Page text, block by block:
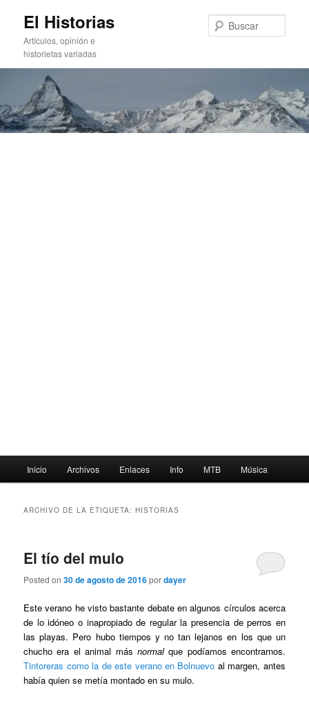
contenido
principal
contenido
secundario
El Historias
Artículos, opinión e
historietas variadas
principal
Inicio Archivos Enlaces Info MTB Música
ARCHIVO DE LA ETIQUETA:HISTORIAS
El tío del mulo
Posted on30 de agosto de 2016pordayer
Este verano he visto bastante debate en algunos círculos acerca
de lo idóneo o inapropiado de regular la presencia de perros en
las playas. Pero hubo tiempos y no tan lejanos en los que un
chucho era el animal más normalque podíamos encontrarnos.
Tintoreras como la de este verano en Bolnuevo al margen, antes
había quien se metía montado en su mulo.